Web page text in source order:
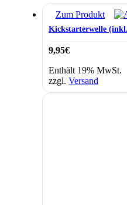
Zum Produkt
Kickstarterwelle
9,95€
Enthält 19% MwSt.
zzgl. Versand